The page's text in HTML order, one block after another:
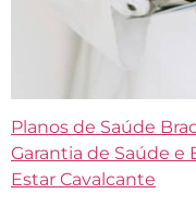
Planos de Saúde
Garantia de Saúde e
Estar Cavalcante